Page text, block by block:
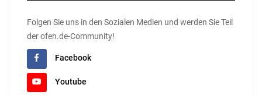
Folgen Sie uns in den Sozialen Medien und werden Sie Teil
der ofen.de-Community!
Facebook
Youtube